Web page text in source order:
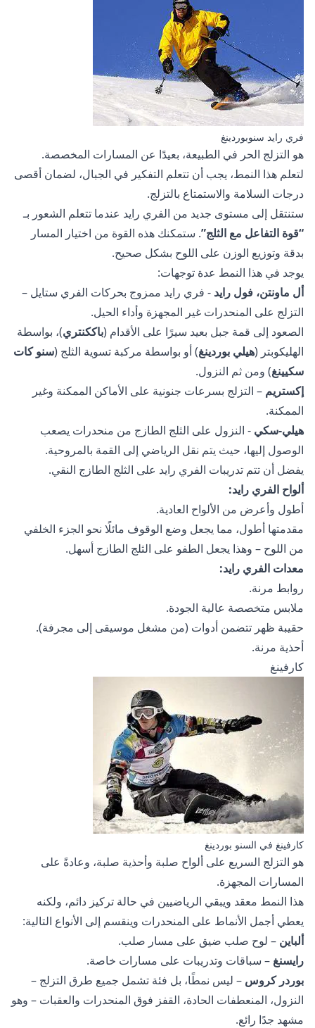
فري رايد سنوبوردينغ
هو التزلج الحر في الطبيعة، بعيدًا عن المسارات المخصصة.
لتعلم هذا النمط، يجب أن تتعلم التفكير في الجبال، لضمان أقصى
درجات السلامة والاستمتاع بالتزلج.
ستنتقل إلى مستوى جديد من الفري رايد عندما تتعلم الشعور بـ
“قوة التفاعل مع الثلج”. ستمكنك هذه القوة من اختيار المسار
بدقة وتوزيع الوزن على اللوح بشكل صحيح.
يوجد في هذا النمط عدة توجهات:
أل ماونتن، فول رايد - فري رايد ممزوج بحركات الفري ستايل –
التزلج على المنحدرات غير المجهزة وأداء الحيل.
الصعود إلى قمة جبل بعيد سيرًا على الأقدام (باككنتري)، بواسطة
الهليكوبتر (هيلي بوردينغ) أو بواسطة مركبة تسوية الثلج (سنو كات
سكيينغ) ومن ثم النزول.
إكستريم – التزلج بسرعات جنونية على الأماكن الممكنة وغير
الممكنة.
هيلي-سكي - النزول على الثلج الطازج من منحدرات يصعب
الوصول إليها، حيث يتم نقل الرياضي إلى القمة بالمروحية.
يفضل أن تتم تدريبات الفري رايد على الثلج الطازج النقي.
ألواح الفري رايد:
أطول وأعرض من الألواح العادية.
مقدمتها أطول، مما يجعل وضع الوقوف مائلًا نحو الجزء الخلفي
من اللوح – وهذا يجعل الطفو على الثلج الطازج أسهل.
معدات الفري رايد:
روابط مرنة.
ملابس متخصصة عالية الجودة.
حقيبة ظهر تتضمن أدوات (من مشغل موسيقى إلى مجرفة).
أحذية مرنة.
كارفينغ
كارفينغ في السنو بوردينغ
هو التزلج السريع على ألواح صلبة وأحذية صلبة، وعادةً على
المسارات المجهزة.
هذا النمط معقد ويبقي الرياضيين في حالة تركيز دائم، ولكنه
يعطي أجمل الأنماط على المنحدرات وينقسم إلى الأنواع التالية:
ألباين – لوح صلب ضيق على مسار صلب.
رايسنغ – سباقات وتدريبات على مسارات خاصة.
بوردر كروس – ليس نمطًا، بل فئة تشمل جميع طرق التزلج –
النزول، المنعطفات الحادة، القفز فوق المنحدرات والعقبات – وهو
مشهد جدًا رائع.